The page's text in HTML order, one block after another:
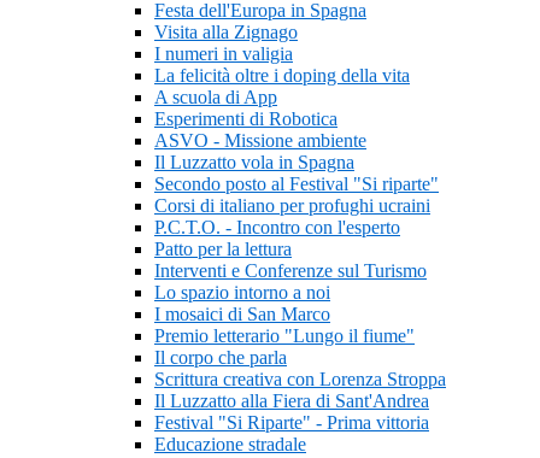
Festa dell'Europa in Spagna
Visita alla Zignago
I numeri in valigia
La felicità oltre i doping della vita
A scuola di App
Esperimenti di Robotica
ASVO - Missione ambiente
Il Luzzatto vola in Spagna
Secondo posto al Festival "Si riparte"
Corsi di italiano per profughi ucraini
P.C.T.O. - Incontro con l'esperto
Patto per la lettura
Interventi e Conferenze sul Turismo
Lo spazio intorno a noi
I mosaici di San Marco
Premio letterario "Lungo il fiume"
Il corpo che parla
Scrittura creativa con Lorenza Stroppa
Il Luzzatto alla Fiera di Sant'Andrea
Festival "Si Riparte" - Prima vittoria
Educazione stradale